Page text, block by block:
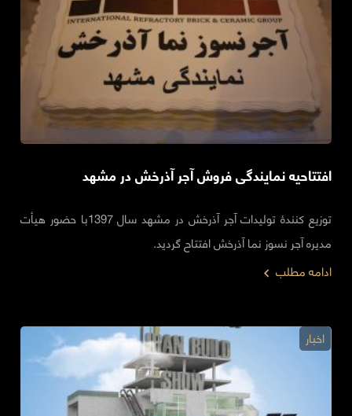
افتتاحیه نمایندگی فروش آجر آذرخش در مشهد
توزیع کنندۀ تولیدات آجر آذرخش در مشهد سال 1397با حضور هیأت
مدیره آجر نسوز نما آذرخش افتتاح گردید.
ادامه مطلب
اخبار